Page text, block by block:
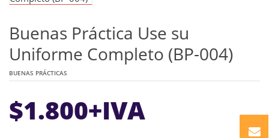
Buenas Práctica Use su
Uniforme Completo (BP-004)
BUENAS PRÁCTICAS
$1.800+IVA